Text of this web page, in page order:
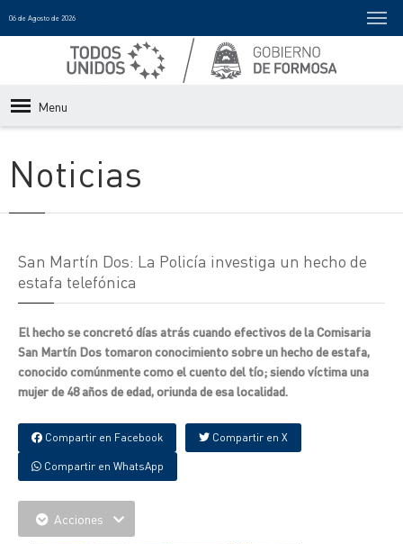
06 de Agosto de 2026
Menu
Noticias
San Martín Dos: La Policía investiga un hecho de
estafa telefónica
El hecho se concretó días atrás cuando efectivos de la Comisaria
San Martín Dos tomaron conocimiento sobre un hecho de estafa,
conocido comúnmente como el cuento del tío; siendo víctima una
mujer de 48 años de edad, oriunda de esa localidad.
Compartir en Facebook Compartir en X
Compartir en WhatsApp
Acciones